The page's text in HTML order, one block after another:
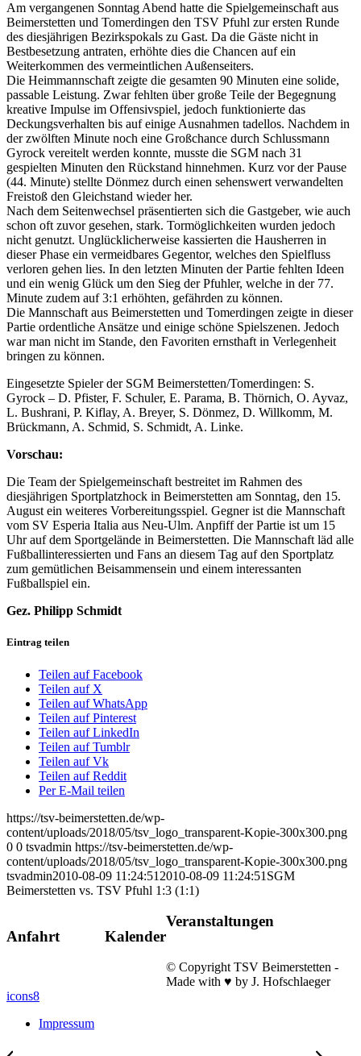
Am vergangenen Sonntag Abend hatte die Spielgemeinschaft aus
Beimerstetten und Tomerdingen den TSV Pfuhl zur ersten Runde
des diesjährigen Bezirkspokals zu Gast. Da die Gäste nicht in
Bestbesetzung antraten, erhöhte dies die Chancen auf ein
Weiterkommen des vermeintlichen Außenseiters.
Die Heimmannschaft zeigte die gesamten 90 Minuten eine solide,
passable Leistung. Zwar fehlten über große Teile der Begegnung
kreative Impulse im Offensivspiel, jedoch funktionierte das
Deckungsverhalten bis auf einige Ausnahmen tadellos. Nachdem in
der zwölften Minute noch eine Großchance durch Schlussmann
Gyrock vereitelt werden konnte, musste die SGM nach 31
gespielten Minuten den Rückstand hinnehmen. Kurz vor der Pause
(44. Minute) stellte Dönmez durch einen sehenswert verwandelten
Freistoß den Gleichstand wieder her.
Nach dem Seitenwechsel präsentierten sich die Gastgeber, wie auch
schon oft zuvor gesehen, stark. Tormöglichkeiten wurden jedoch
nicht genutzt. Unglücklicherweise kassierten die Hausherren in
dieser Phase ein vermeidbares Gegentor, welches den Spielfluss
verloren gehen lies. In den letzten Minuten der Partie fehlten Ideen
und ein wenig Glück um den Sieg der Pfuhler, welche in der 77.
Minute zudem auf 3:1 erhöhten, gefährden zu können.
Die Mannschaft aus Beimerstetten und Tomerdingen zeigte in dieser
Partie ordentliche Ansätze und einige schöne Spielszenen. Jedoch
war man nicht im Stande, den Favoriten ernsthaft in Verlegenheit
bringen zu können.
Eingesetzte Spieler der SGM Beimerstetten/Tomerdingen: S.
Gyrock – D. Pfister, F. Schuler, E. Parama, B. Thörnich, O. Ayvaz,
L. Bushrani, P. Kiflay, A. Breyer, S. Dönmez, D. Willkomm, M.
Brückmann, A. Schmid, S. Schmidt, A. Linke.
Vorschau:
Die Team der Spielgemeinschaft bestreitet im Rahmen des
diesjährigen Sportplatzhock in Beimerstetten am Sonntag, den 15.
August ein weiteres Vorbereitungsspiel. Gegner ist die Mannschaft
vom SV Esperia Italia aus Neu-Ulm. Anpfiff der Partie ist um 15
Uhr auf dem Sportgelände in Beimerstetten. Die Mannschaft läd alle
Fußballinteressierten und Fans an diesem Tag auf den Sportplatz
zum gemütlichen Beisammensein und einem interessanten
Fußballspiel ein.
Gez. Philipp Schmidt
Eintrag teilen
Teilen auf Facebook
Teilen auf X
Teilen auf WhatsApp
Teilen auf Pinterest
Teilen auf LinkedIn
Teilen auf Tumblr
Teilen auf Vk
Teilen auf Reddit
Per E-Mail teilen
https://tsv-beimerstetten.de/wp-
content/uploads/2018/05/tsv_logo_transparent-Kopie-300x300.png
0 0 tsvadmin https://tsv-beimerstetten.de/wp-
content/uploads/2018/05/tsv_logo_transparent-Kopie-300x300.png
tsvadmin2010-08-09 11:24:51 2010-08-09 11:24:51 SGM
Beimerstetten vs. TSV Pfuhl 1:3 (1:1)
Anfahrt Kalender
Veranstaltungen
© Copyright TSV Beimerstetten -
Made with ♥ by J. Hofschlaeger
icons8
Impressum